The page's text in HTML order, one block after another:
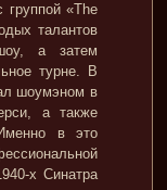
группой «The
талантов
а затем
турне. В
шоумэном в
а также
в это
х Синатра